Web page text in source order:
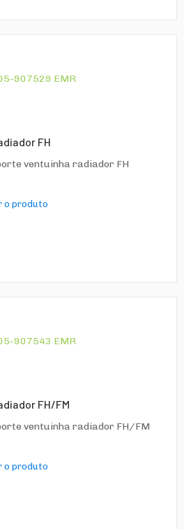
FH
ventuinha radiador FH
o produto
FH/FM
ventuinha radiador FH/FM
o produto